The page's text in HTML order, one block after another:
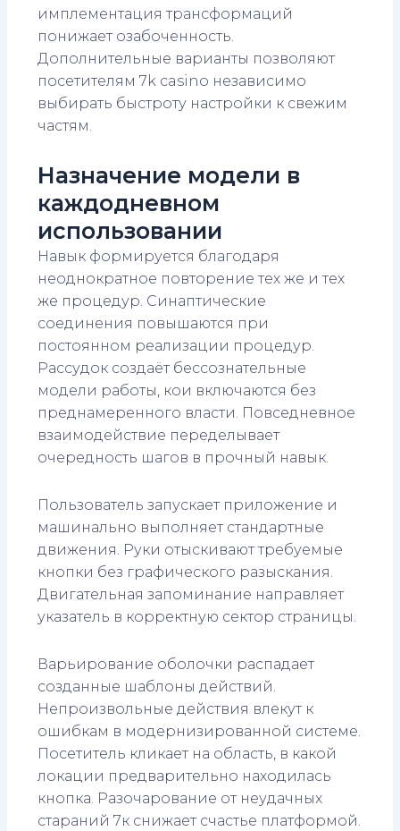
имплементация трансформаций
понижает озабоченность.
Дополнительные варианты позволяют
посетителям 7k casino независимо
выбирать быстроту настройки к свежим
частям.
Назначение модели в
каждодневном
использовании
Навык формируется благодаря
неоднократное повторение тех же и тех
же процедур. Синаптические
соединения повышаются при
постоянном реализации процедур.
Рассудок создаёт бессознательные
модели работы, кои включаются без
преднамеренного власти. Повседневное
взаимодействие переделывает
очередность шагов в прочный навык.
Пользователь запускает приложение и
машинально выполняет стандартные
движения. Руки отыскивают требуемые
кнопки без графического разыскания.
Двигательная запоминание направляет
указатель в корректную сектор страницы.
Варьирование оболочки распадает
созданные шаблоны действий.
Непроизвольные действия влекут к
ошибкам в модернизированной системе.
Посетитель кликает на область, в какой
локации предварительно находилась
кнопка. Разочарование от неудачных
стараний 7к снижает счастье платформой.